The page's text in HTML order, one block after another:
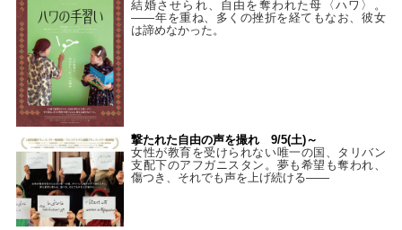
結婚させられ、自由を奪われた母〈ハワ〉。
——年を重ね、多くの挫折を経てもなお、彼女
は諦めなかった。
撃たれた自由の声を撮れ 9/5(土)～
女性が教育を受けられない唯一の国、タリバン
支配下のアフガニスタン。夢も希望も奪われ、
傷つき、それでも声を上げ続ける——